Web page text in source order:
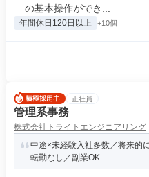
の基本操作ができ...
年間休日120日以上 +10個
正社員
管理系事務
株式会社トライトエンジニアリング
中途×未経験入社多数／将来的
転勤なし／副業OK